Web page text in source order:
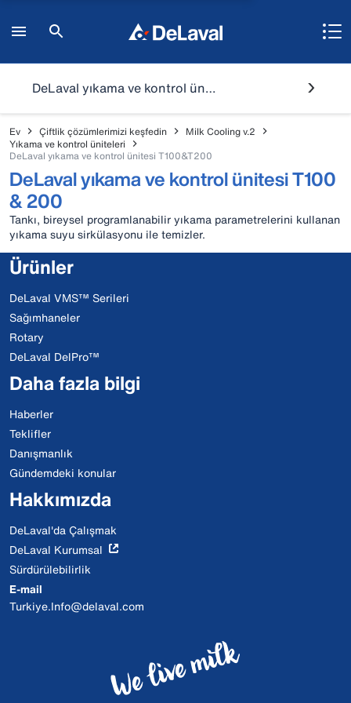
DeLaval yıkama ve kontrol ünitesi T100&T200
Ev Çiftlik çözümlerimizi keşfedin
Milk Cooling v.2
Yıkama ve kontrol üniteleri
DeLaval yıkama ve kontrol ünitesi T100&T200
DeLaval yıkama ve kontrol ünitesi T100
& 200
Tankı, bireysel programlanabilir yıkama parametrelerini kullanan
yıkama suyu sirkülasyonu ile temizler.
Ürünler
DeLaval VMS™ Serileri
Sağımhaneler
Rotary
DeLaval DelPro™
Daha fazla bilgi
Haberler
Teklifler
Danışmanlık
Gündemdeki konular
Hakkımızda
DeLaval'da Çalışmak
DeLaval Kurumsal
Sürdürülebilirlik
E-mail
Turkiye.Info@delaval.com